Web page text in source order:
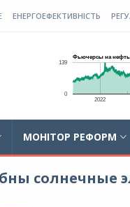
ЕНЕРГОЕФЕКТИВНІСТЬ
МОНІТОР РЕФОРМ
солнечные